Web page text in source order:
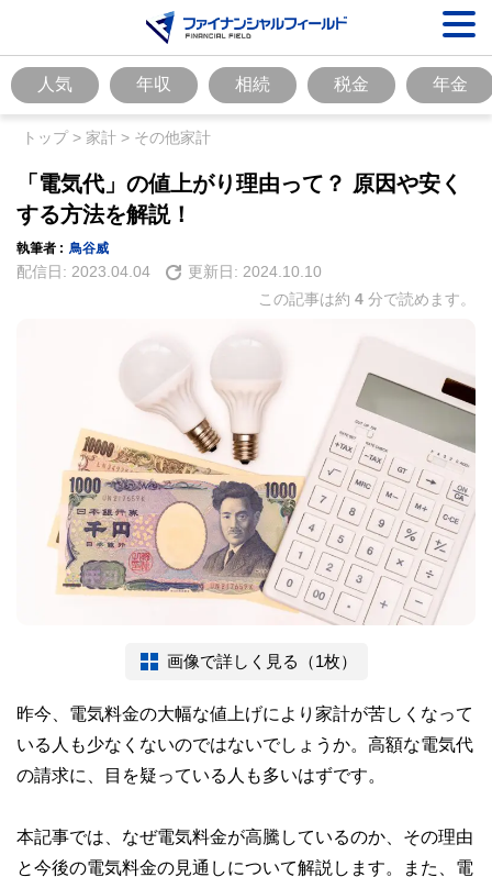
人気 年収 相続 税金 年金
トップ> 家計 > その他家計
「電気代」の値上がり理由って？ 原因や安く
する方法を解説！
執筆者 : 鳥谷威
配信日: 2023.04.04 更新日: 2024.10.10
この記事は約 4 分で読めます。
画像で詳しく見る（1枚）
昨今、電気料金の大幅な値上げにより家計が苦しくなって
いる人も少なくないのではないでしょうか。高額な電気代
の請求に、目を疑っている人も多いはずです。
本記事では、なぜ電気料金が高騰しているのか、その理由
と今後の電気料金の見通しについて解説します。また、電